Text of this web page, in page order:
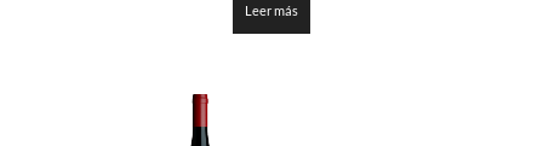
Leer más